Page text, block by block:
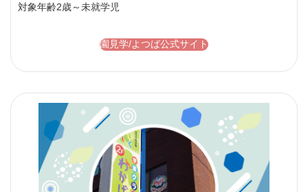
対象年齢2歳～未就学児
園見学/よつば公式サイト